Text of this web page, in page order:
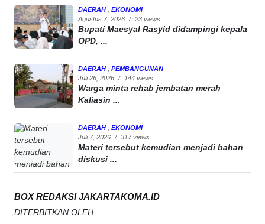
DAERAH
EKONOMI
Agustus 7, 2026 / 23 views
Bupati Maesyal Rasyid didampingi kepala
OPD, ...
DAERAH
PEMBANGUNAN
Juli 26, 2026 / 144 views
Warga minta rehab jembatan merah
Kaliasin ...
DAERAH
EKONOMI
Juli 7, 2026 / 317 views
Materi tersebut kemudian menjadi bahan
diskusi ...
BOX REDAKSI JAKARTAKOMA.ID
DITERBITKAN OLEH